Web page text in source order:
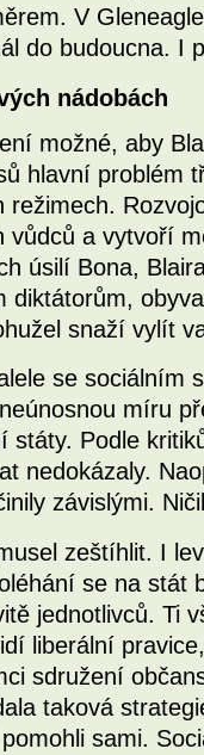
V
do budoucna. I
nádobách
možné, aby
hlavní problém
režimech.
vůdců a vytvoří
úsilí Bona,
diktátorům,
snaží vylít
se sociálním
míru
státy. Podle
nedokázaly.
závislými.
zeštíhlit. I
se na stát
jednotlivců. Ti
liberální
sdružení
taková
sami.